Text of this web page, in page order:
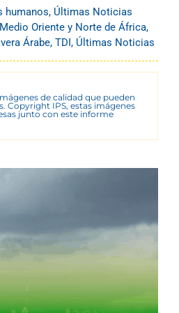
humanos, Últimas Noticias
Medio Oriente y Norte de África,
Árabe, TDI, Últimas Noticias
de calidad que pueden
Copyright IPS, estas imágenes
junto con este informe